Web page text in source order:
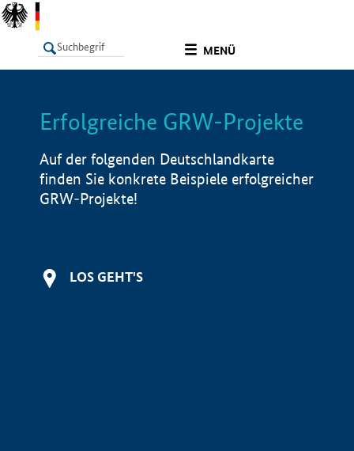
MENÜ
LISTE Info
Erfolgreiche GRW-Projekte
Auf der folgenden Deutschlandkarte
finden Sie konkrete Beispiele erfolgreicher
GRW-Projekte!
LOS GEHT'S